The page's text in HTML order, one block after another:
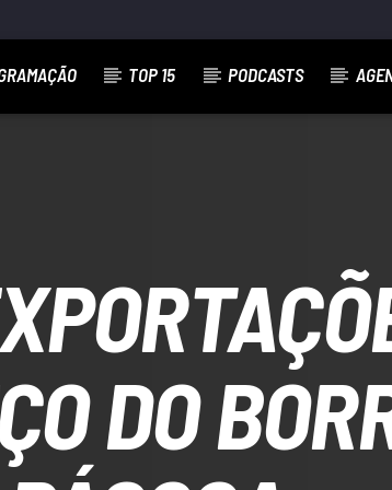
TOP 15 PODCASTS
DO